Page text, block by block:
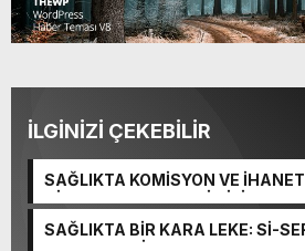
İLGİNİZİ ÇEKEBİLİR
SAĞLIKTA KOMİSYON VE
NİHAT URUÇ VE SEMİH İŞİTME
VURGUNU!
SAĞLIKTA BİR KARA LEKE: Sİ-